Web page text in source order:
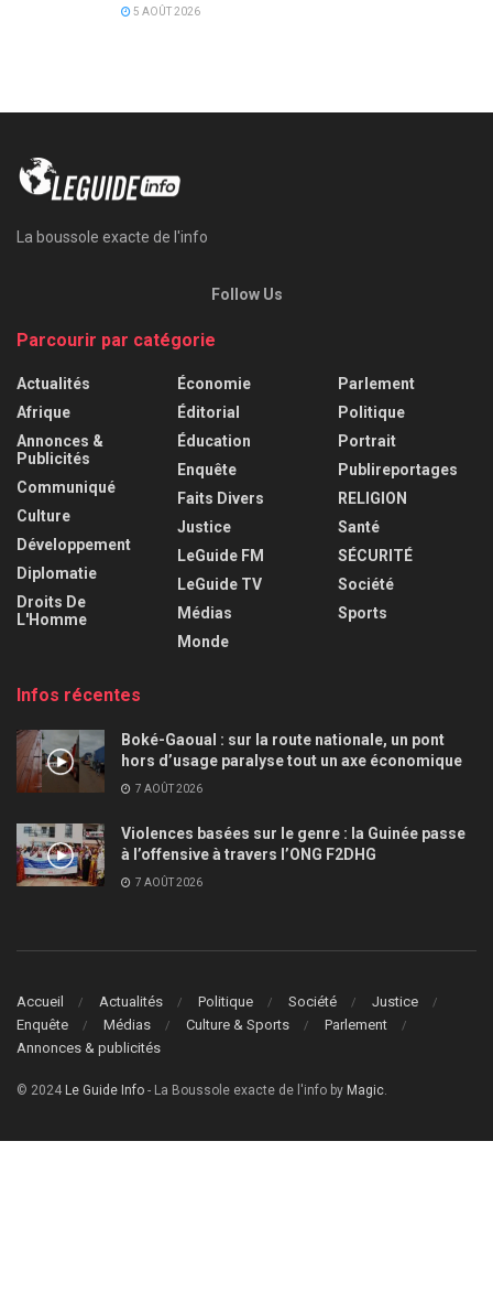
5 AOÛT 2026
La boussole exacte de l'info
Follow Us
Parcourir par catégorie
Actualités
Afrique
Annonces &
Publicités
Communiqué
Culture
Développement
Diplomatie
Droits De
L'Homme
Économie
Éditorial
Éducation
Enquête
Faits Divers
Justice
LeGuide FM
LeGuide TV
Médias
Monde
Parlement
Politique
Portrait
Publireportages
RELIGION
Santé
SÉCURITÉ
Société
Sports
Infos récentes
Boké-Gaoual : sur la route nationale, un pont
hors d’usage paralyse tout un axe économique
7 AOÛT 2026
Violences basées sur le genre : la Guinée passe
à l’offensive à travers l’ONG F2DHG
7 AOÛT 2026
Accueil Actualités Politique Société
Justice
Enquête
Médias Culture & Sports
Parlement
Annonces & publicités
© 2024 Le Guide Info - La Boussole exacte de l'info by Magic